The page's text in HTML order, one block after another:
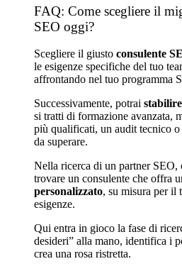
FAQ: Come scegliere il
SEO oggi?
Scegliere il giusto consulente
le esigenze specifiche del tuo
affrontando nel tuo programma
Successivamente, potrai
si tratti di formazione avanzata,
più qualificati, un audit tecnico
da superare.
Nella ricerca di un partner SEO,
trovare un consulente che offra
personalizzato, su misura per il
esigenze.
Qui entra in gioco la fase di
desideri” alla mano, identifica i
crea una rosa ristretta.